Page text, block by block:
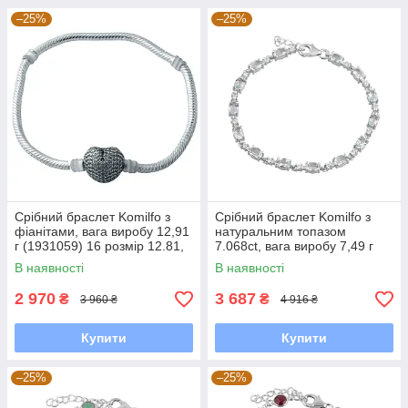
–25%
Срібний браслет Komilfo з
фіанітами, вага виробу 12,91
г (1931059) 16 розмір 12.81,
17 см
В наявності
2 970 ₴ 3 960 ₴
Купити
–25%
Срібний браслет Komilfo з
натуральним топазом
7.068ct, вага виробу 7,49 г
(2092940) 1720 розмір
В наявності
3 687 ₴ 4 916 ₴
Купити
–25% –25%